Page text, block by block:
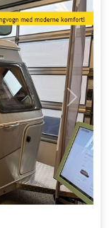
Next